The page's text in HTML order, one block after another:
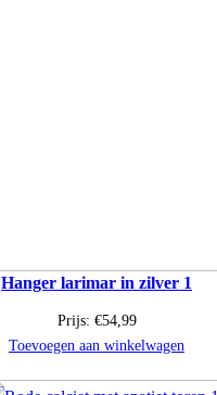
Hanger larimar in zilver 1
Prijs: €54,99
Toevoegen aan winkelwagen